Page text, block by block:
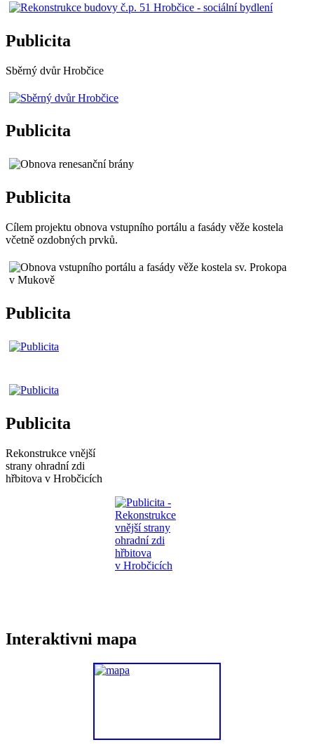
Publicita
Sběrný dvůr Hrobčice
Publicita
Publicita
Cílem projektu obnova vstupního portálu a fasády věže kostela
včetně ozdobných prvků.
Publicita
Publicita
Rekonstrukce vnější
strany ohradní zdi
hřbitova v Hrobčicích
Interaktivni mapa